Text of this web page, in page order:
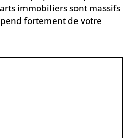
immobiliers sont massifs
fortement de votre